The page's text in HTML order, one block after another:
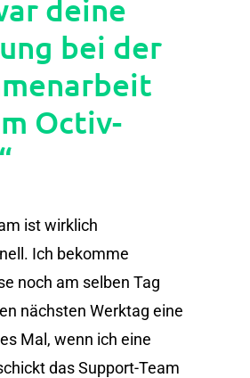
deine
bei der
Octiv-
ist wirklich
Ich bekomme
noch am selben Tag
nächsten Werktag eine
Mal, wenn ich eine
das Support-Team